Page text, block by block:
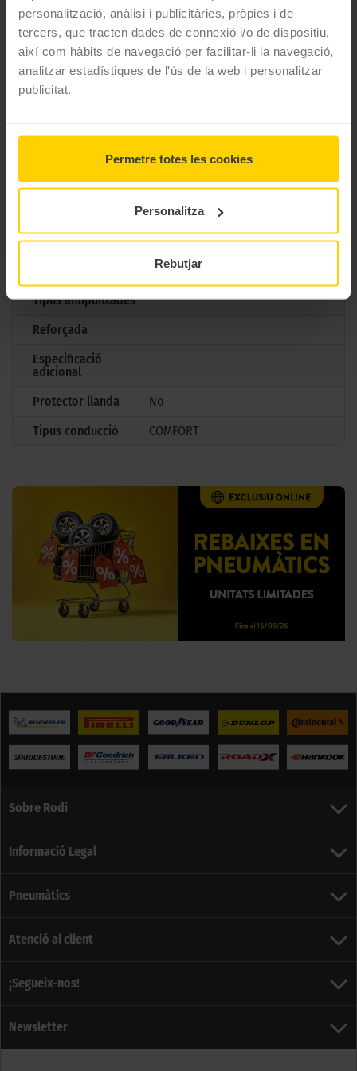
personalització, anàlisi i publicitàries, pròpies i de
tercers, que tracten dades de connexió i/o de dispositiu,
així com hàbits de navegació per facilitar-li la navegació,
analitzar estadístiques de l'ús de la web i personalitzar
publicitat.
Permetre totes les cookies
Personalitza
Rebutjar
econòmic alhora que fiable i de qualitat.
CARACTERÍSTIQUES TÈCNIQUES
Marca
195/60 R15 88 H
Estació
Estiu
No
3PMSF
No
Tipus antipunxades
Reforçada
Especificació
adicional
Protector llanda
No
Tipus conducció
COMFORT
Sobre Rodi
Informació Legal
Pneumàtics
Atenció al client
¡Segueix-nos!
Newsletter